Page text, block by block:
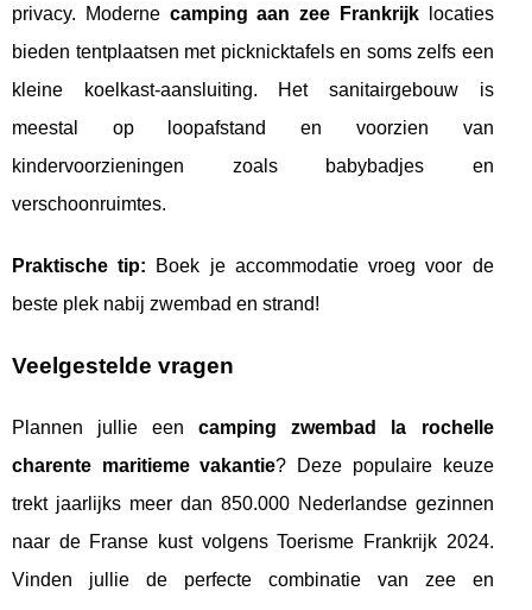
privacy. Moderne camping aan zee Frankrijklocaties
bieden tentplaatsen met picknicktafels en soms zelfs een
kleine koelkast-aansluiting. Het sanitairgebouw is
meestal op loopafstand en voorzien van
kindervoorzieningen zoals babybadjes en
verschoonruimtes.
Praktische tip: Boek je accommodatie vroeg voor de
beste plek nabij zwembad en strand!
Veelgestelde vragen
Plannen jullie eencamping zwembad la rochelle
charente maritieme vakantie? Deze populaire keuze
trekt jaarlijks meer dan 850.000 Nederlandse gezinnen
naar de Franse kust volgens Toerisme Frankrijk 2024.
Vinden jullie de perfecte combinatie van zee en